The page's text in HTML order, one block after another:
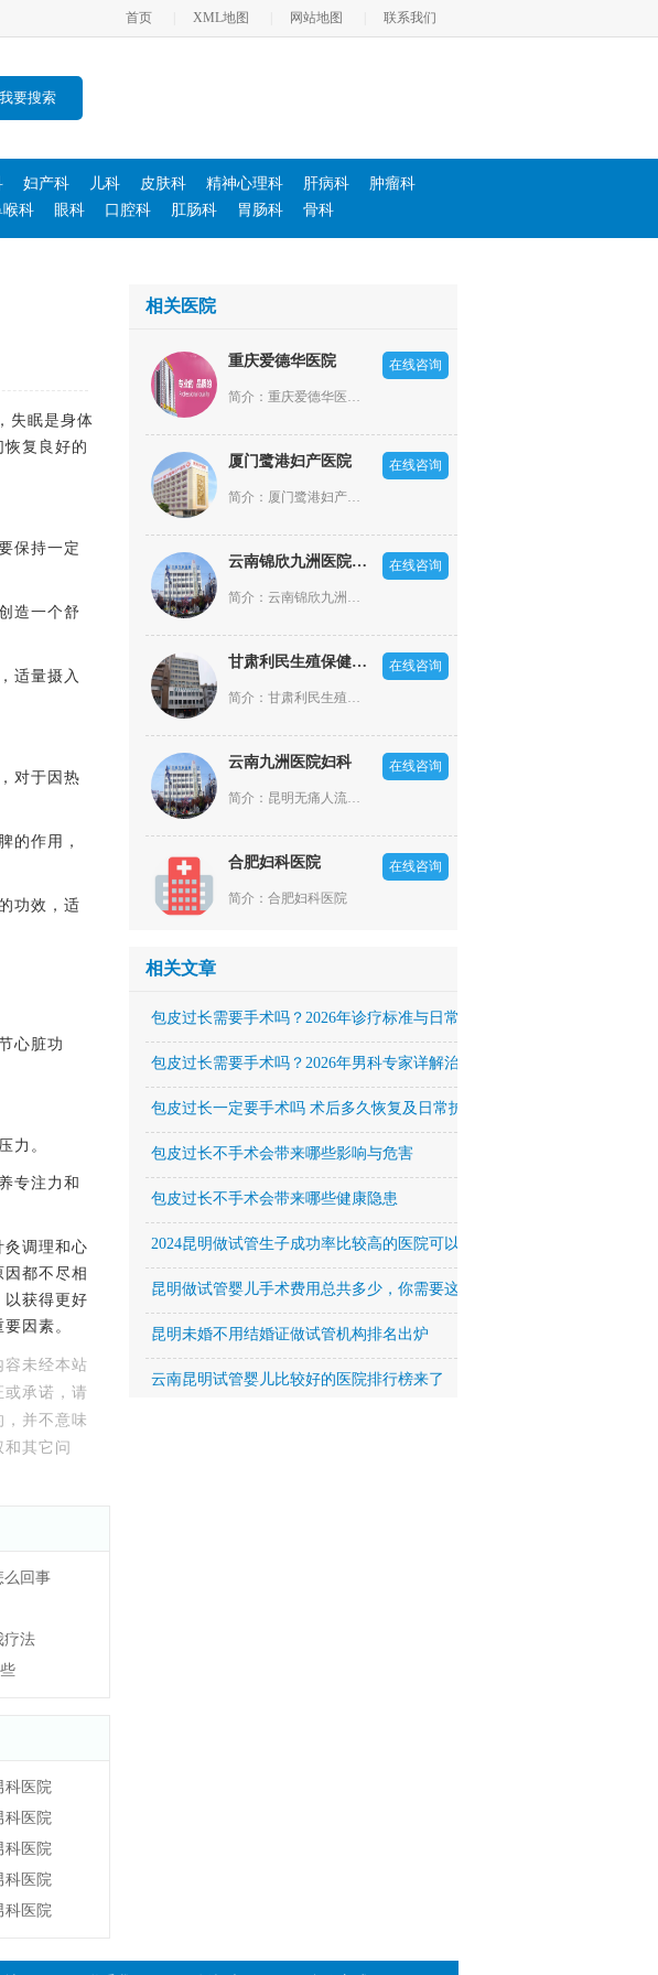
联系我们
网站地图
XML地图
首页
我要搜索
妇产科 儿科 皮肤科 精神心理科 肝病科
肿瘤科
喉科
眼科 口腔科 肛肠科 胃肠科 骨科
失眠是身体
复良好的
保持一定
造一个舒
适量摄入
对于因热
的作用，
功效，适
心脏功
力。
专注力和
调理和心
都不尽相
以获得更好
因素。
容未经本站
或承诺，请
并不意味
其它问
么回事
疗法
科医院
科医院
科医院
科医院
科医院
相关医院
重庆爱德华医院
简介：重庆爱德华医院依照“高新全，优中优”的大专科小综合模式发展，设立了男科、不孕不育科、妇产科、肛肠科、医疗美容科、肝病科、内科、外科、耳鼻喉科、体检科等20余个科室。
在线咨询
厦门鹭港妇产医院
简介：厦门鹭港妇产医院是一家依照厦门市政府规划部署，经厦门市卫生局批准成立的，集医疗、科研、预防、保健为一体的二级妇产专科医院。坐落于现代化的港口风景旅游城市厦门市，经济、文化、交通——厦门火车站正对面(厦门市湖滨东路9号)，西临罗宾森商业，东朝厦门梧村长途汽车站。是厦门市核心地带，商贸经济繁华，交通便利，环璄优美。
在线咨询
云南锦欣九洲医院男科
简介：云南锦欣九洲医院是一所按照国家标准建设的现代化医院，医院成立于2002年，原名云南九洲泌尿生殖专科医院，开设有泌尿外科、男性科、妇产科、不孕不育科四大特色专科以及内科、外科、皮肤科、中医科、麻醉科、影像科、检验科、病理科等专业科室
在线咨询
甘肃利民生殖保健医院
简介：甘肃利民生殖保健医院是一家集医疗、预防、保健、咨询为一体的现代化人流类疾病医院。多年来，甘肃利民生殖保健医院始终坚持“一切以患者为中心”的服务理念，不仅为女性提供妇科疾病治疗、预防体检、心理咨询等医疗服务，还推行绿色人文医疗，开展“门诊一站式”服务，悉心体恤女性心灵，让女性在保健院感受到家的温馨与呵护。
在线咨询
云南九洲医院妇科
简介：昆明无痛人流医院哪家好?意外怀孕了,在昆明做无痛人流手术,来云南九洲医院妇科,云南九洲医院妇科是昆明地区正规的无痛人流医院,是您做妇科手术,治疗妇科疾病好的选择.
在线咨询
合肥妇科医院
简介：合肥妇科医院
在线咨询
相关文章
包皮过长需要手术吗？2026年诊疗标准与日常护理全解析
包皮过长需要手术吗？2026年男科专家详解治疗方法与恢复周期
包皮过长一定要手术吗 术后多久恢复及日常护理要点
包皮过长不手术会带来哪些影响与危害
包皮过长不手术会带来哪些健康隐患
2024昆明做试管生子成功率比较高的医院可以签约吗？
昆明做试管婴儿手术费用总共多少，你需要这么多！
昆明未婚不用结婚证做试管机构排名出炉
云南昆明试管婴儿比较好的医院排行榜来了